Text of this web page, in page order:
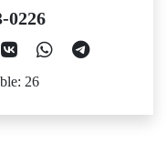
0226
26